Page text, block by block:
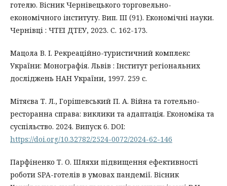
готелю. Вісник Чернівецького торговельно-
економічного інституту. Вип. ІII (91). Економічні науки.
Чернівці : ЧТЕІ ДТЕУ, 2023. С. 162-173.
Мацола В. І. Рекреаційно-туристичний комплекс
України: Монографія. Львів : Інститут регіональних
досліджень НАН України, 1997. 259 с.
Мітяєва Т. Л., Горішевський П. А. Війна та готельно-
ресторанна справа: виклики та адаптація. Економіка та
суспільство. 2024. Випуск 6. DOI:
https://doi.org/10.32782/2524-0072/2024-62-146
Парфіненко Т. О. Шляхи підвищення ефективності
роботи SPA-готелів в умовах пандемії. Вісник